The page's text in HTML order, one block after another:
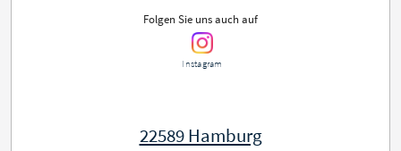
Folgen Sie uns auch auf
Instagram
22589 Hamburg